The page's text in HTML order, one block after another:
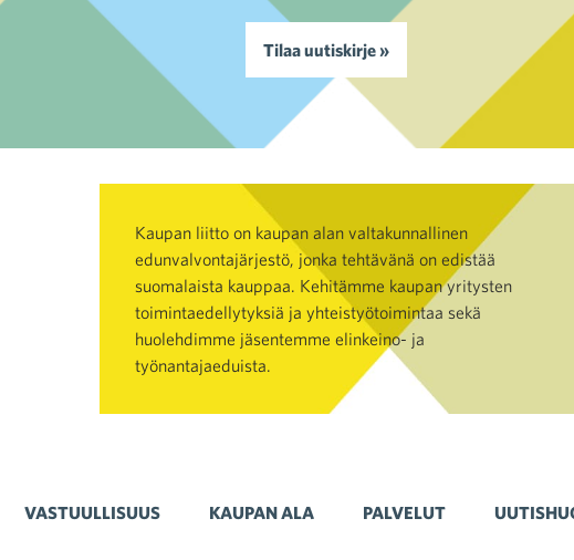
Tilaa uutiskirje »
Kaupan liitto on kaupan alan valtakunnallinen
edunvalvontajärjestö, jonka tehtävänä on edistää
suomalaista kauppaa. Kehitämme kaupan yritysten
toimintaedellytyksiä ja yhteistyötoimintaa sekä
huolehdimme jäsentemme elinkeino- ja
työnantajaeduista.
VASTUULLISUUS KAUPAN ALA PALVELUT